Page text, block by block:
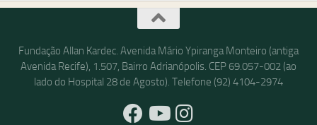
Fundação Allan Kardec. Avenida Mário Ypiranga Monteiro (antiga
Avenida Recife), 1.507, Bairro Adrianópolis. CEP 69.057-002 (ao
lado do Hospital 28 de Agosto). Telefone (92) 4104-2974